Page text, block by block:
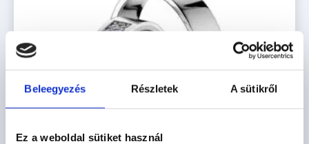
Beleegyezés Részletek A sütikről
Ez a weboldal sütiket használ